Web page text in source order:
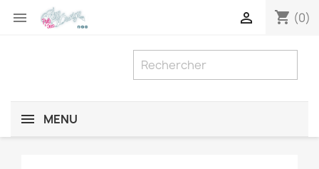
 shopping_cart (0)

MENU